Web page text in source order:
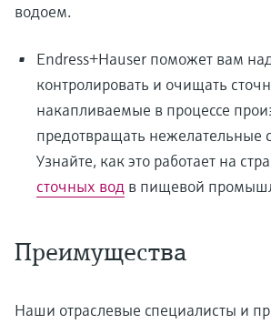
водоем.
Endress+Hauser поможет вам
контролировать и очищать
накапливаемые в процессе
предотвращать нежелательные
Узнайте, как это работает на
сточных вод в пищевой
Преимущества
Наши отраслевые специалисты и